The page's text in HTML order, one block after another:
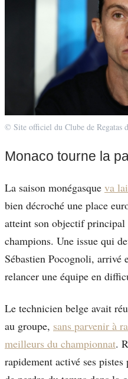
© Site officiel du Clube de Regatas
Monaco tourne la
La saison monégasque va
bien décroché une place
atteint son objectif
champions. Une issue qui
Sébastien Pocognoli, arrivé
relancer une équipe en
Le technicien belge avait
au groupe, sans parvenir à
meilleurs du championnat.
rapidement activé ses